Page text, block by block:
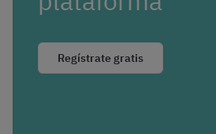
Regístrate gratis